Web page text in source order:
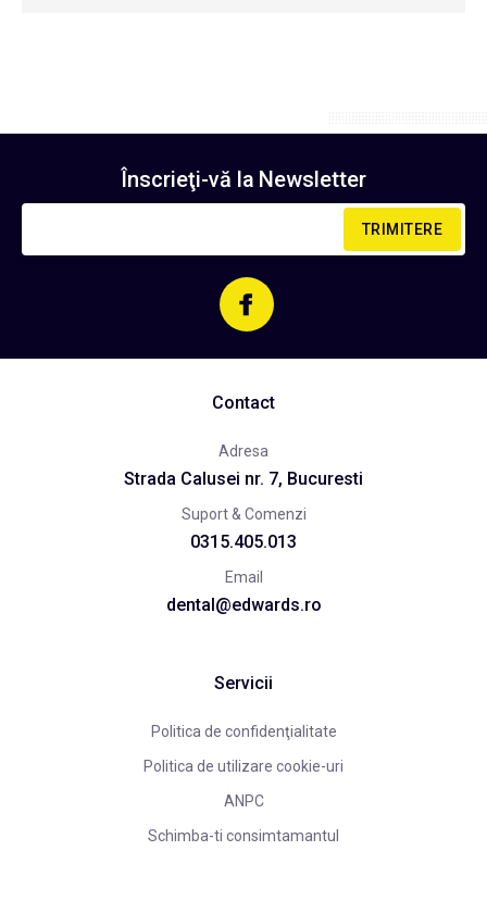
Înscrieţi-vă la Newsletter
TRIMITERE
Contact
Adresa
Strada Calusei nr. 7, Bucuresti
Suport & Comenzi
0315.405.013
Email
dental@edwards.ro
Servicii
Politica de confidenţialitate
Politica de utilizare cookie-uri
ANPC
Schimba-ti consimtamantul